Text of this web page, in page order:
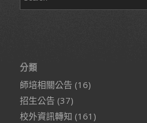
分類
師培相關公告 (16)
招生公告 (37)
校外資訊轉知 (161)